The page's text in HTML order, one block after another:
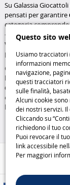
Questo sito
Usiamo tracciatori
informazioni
navigazione,
questi tracciatori
sulle finalità,
Alcuni cookie
dei nostri servizi.
Cliccando su
richiedono il tuo
Puoi revocare il
link accessibile
Per maggiori
Su Galassia
pensati per garantire
categoria comprende
– per sfide
veicoli elettrici per
per far vivere ai più
Completano l’offerta i
la
mobilità urbana,
esterno sono
e il piacere del
la collezione e
Aiuto /